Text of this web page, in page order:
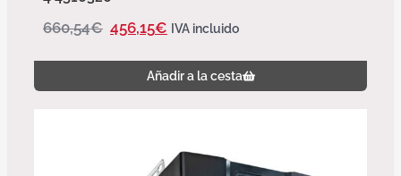
660,54€ 456,15€ IVA incluido
Añadir a la cesta